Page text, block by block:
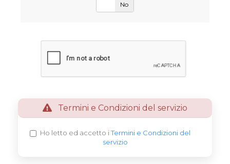
No
Termini e Condizioni del servizio
Ho letto ed accetto iTermini e Condizioni del
servizio